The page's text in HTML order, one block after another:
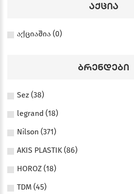
აქცია
აქციაშია (0)
ბრენდები
Sez (38)
legrand (18)
Nilson (371)
AKIS PLASTIK (86)
HOROZ (18)
TDM (45)